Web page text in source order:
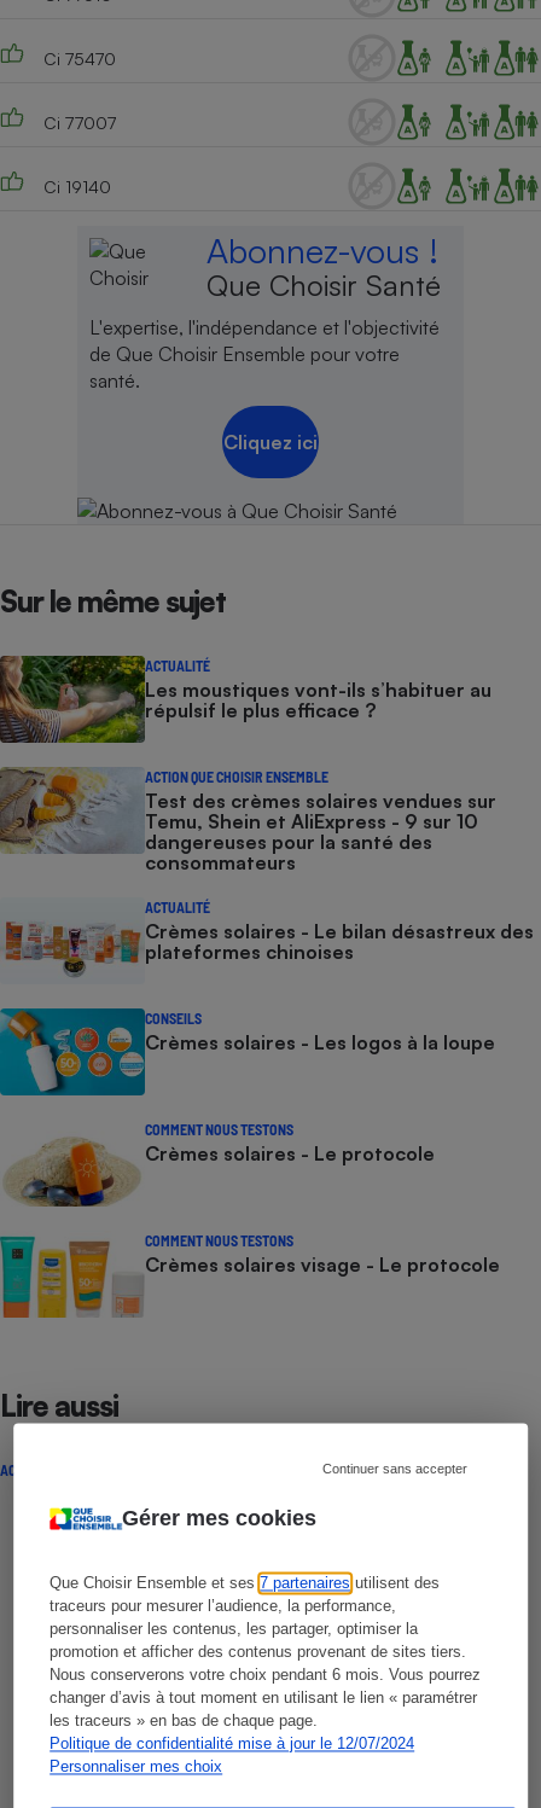
Gérer mes cookies
Que Choisir Ensemble et ses7 partenaires utilisent des
traceurs pour mesurer l’audience, la performance,
personnaliser les contenus, les partager, optimiser la
promotion et afficher des contenus provenant de sites tiers.
Nous conserverons votre choix pendant 6 mois. Vous pourrez
changer d’avis à tout moment en utilisant le lien « paramétrer
les traceurs » en bas de chaque page.
Politique de confidentialité mise à jour le 12/07/2024
Personnaliser mes choix
Continuer sans accepter
Ci 75470
Ci 77007
Ci 19140
Abonnez-vous !
Que Choisir Santé
L'expertise, l'indépendance et l'objectivité
de Que Choisir Ensemble pour votre
santé.
Cliquez ici
Sur le même sujet
ACTUALITÉ
Les moustiques vont-ils s’habituer au
répulsif le plus efficace ?
ACTION QUE CHOISIR ENSEMBLE
Test des crèmes solaires vendues sur
Temu, Shein et AliExpress - 9 sur 10
dangereuses pour la santé des
consommateurs
ACTUALITÉ
Crèmes solaires - Le bilan désastreux des
plateformes chinoises
CONSEILS
Crèmes solaires - Les logos à la loupe
COMMENT NOUS TESTONS
Crèmes solaires - Le protocole
COMMENT NOUS TESTONS
Crèmes solaires visage - Le protocole
Lire aussi
ACTUALITÉ